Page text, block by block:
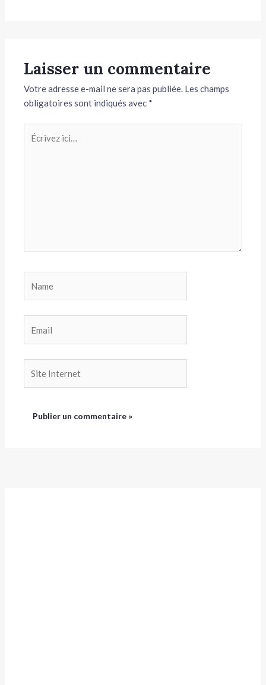
Laisser un commentaire
Votre adresse e-mail ne sera pas publiée. Les champs
obligatoires sont indiqués avec *
ici…
Internet